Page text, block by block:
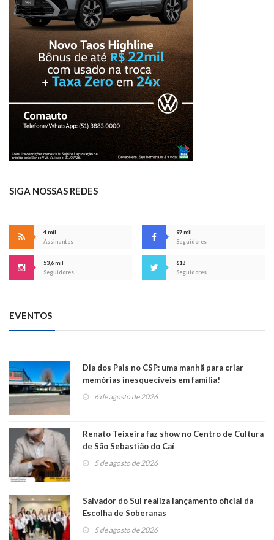
SIGA NOSSAS REDES
4 mil
Assinantes
97 mil
Seguidores
53,6 mil
Seguidores
618
Seguidores
EVENTOS
Dia dos Pais no CSP: uma manhã para criar
memórias inesquecíveis em família!
6 de agosto de 2026
Renato Teixeira faz show no Centro de Cultura
de São Sebastião do Caí
5 de agosto de 2026
Salvador do Sul realiza lançamento oficial da
Escolha de Soberanas
5 de agosto de 2026